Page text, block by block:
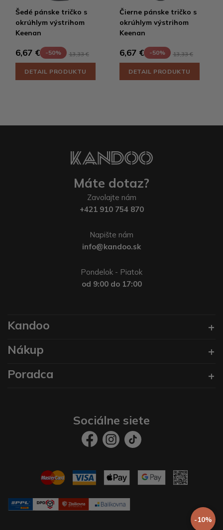
Šedé pánske tričko s
okrúhlym výstrihom
Keenan
6,67 € -50% 13,33 €
DETAIL PRODUKTU
Čierne pánske tričko s
okrúhlym výstrihom
Keenan
6,67 € -50% 13,33 €
DETAIL PRODUKTU
-10%
Máte dotaz?
Zavolajte nám
+421 910 754 870
Napište nám
info@kandoo.sk
Pondelok - Piatok
od 9:00 do 17:00
Kandoo
Nákup
Poradca
Sociálne siete